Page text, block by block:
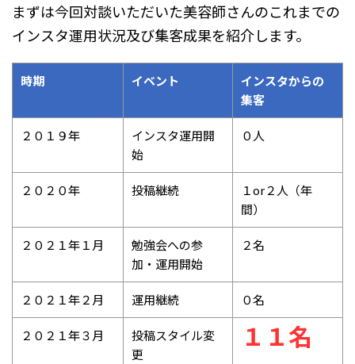
まずは今回対談いただいた美容師さんのこれまでの
インスタ運用状況及び集客成果を紹介します。
時期 イベント
インスタからの
集客
２０１９年
インスタ運用開
始
０人
２０２０年 投稿継続
１or２人（年
間）
２０２１年１月
勉強会への参
加・運用開始
２名
２０２１年２月 運用継続 ０名
２０２１年３月
投稿スタイル変
更
１１名